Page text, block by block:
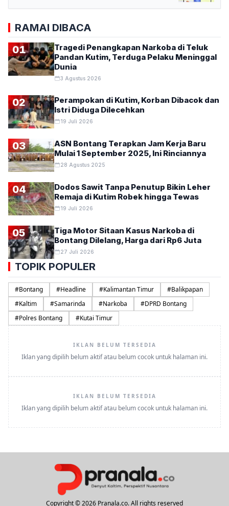
RAMAI DIBACA
01
Tragedi Penangkapan Narkoba di Teluk
Pandan Kutim, Terduga Pelaku Meninggal
Dunia
3 Agustus 2026
02
Perampokan di Kutim, Korban Dibacok dan
Istri Diduga Dilecehkan
19 Juli 2026
03
ASN Bontang Terapkan Jam Kerja Baru
Mulai 1 September 2025, Ini Rinciannya
28 Agustus 2025
04
Dodos Sawit Tanpa Penutup Bikin Leher
Remaja di Kutim Robek hingga Tewas
19 Juli 2026
05
Tiga Motor Sitaan Kasus Narkoba di
Bontang Dilelang, Harga dari Rp6 Juta
27 Juli 2026
TOPIK POPULER
#Bontang #Headline #Kalimantan Timur #Balikpapan
#Kaltim #Samarinda #Narkoba #DPRD Bontang
#Polres Bontang #Kutai Timur
IKLAN BELUM TERSEDIA
Iklan yang dipilih belum aktif atau belum cocok untuk halaman ini.
IKLAN BELUM TERSEDIA
Iklan yang dipilih belum aktif atau belum cocok untuk halaman ini.
Copyright © 2026 Pranala.co. All rights reserved